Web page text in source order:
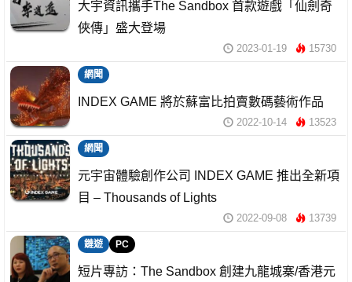
大宇資訊攜手The Sandbox 首款遊戲「仙劍奇
俠傳」盛大登場
2023-01-19 15730
網聞
INDEX GAME 將於蘇富比拍賣數碼藝術作品
2022-10-14 13523
網聞
元宇宙體驗創作公司 INDEX GAME 推出全新項
目 – Thousands of Lights
2022-09-08 13739
鏈遊 PC
短片專訪：The Sandbox 創建九龍城寨/香港元